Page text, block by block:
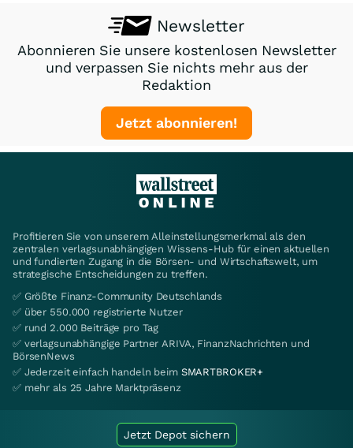
Newsletter
Abonnieren Sie unsere kostenlosen Newsletter
und verpassen Sie nichts mehr aus der
Redaktion
Jetzt abonnieren!
Profitieren Sie von unserem Alleinstellungsmerkmal als den
zentralen verlagsunabhängigen Wissens-Hub für einen aktuellen
und fundierten Zugang in die Börsen- und Wirtschaftswelt, um
strategische Entscheidungen zu treffen.
✅ Größte Finanz-Community Deutschlands
✅ über 550.000 registrierte Nutzer
✅ rund 2.000 Beiträge pro Tag
✅ verlagsunabhängige Partner ARIVA, FinanzNachrichten und
BörsenNews
✅ Jederzeit einfach handeln beim SMARTBROKER+
✅ mehr als 25 Jahre Marktpräsenz
Jetzt Depot sichern